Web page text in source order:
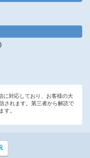
に対応しており、お客様の大
されます。第三者から解読で
す。